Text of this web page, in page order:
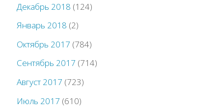
Декабрь 2018 (124)
Январь 2018 (2)
Октябрь 2017 (784)
Сентябрь 2017 (714)
Август 2017 (723)
Июль 2017 (610)